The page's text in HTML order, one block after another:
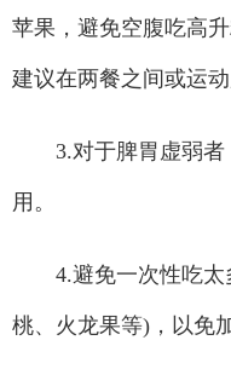
苹果，避免空腹吃高
建议在两餐之间或运动
3.对于脾胃虚弱者
用。
4.避免一次性吃太
桃、火龙果等)，以免